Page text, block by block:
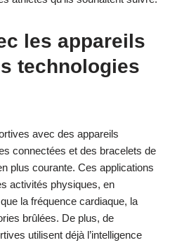
les appareils
technologies
avec des appareils
connectées et des bracelets de
plus courante. Ces applications
activités physiques, en
la fréquence cardiaque, la
brûlées. De plus, de
utilisent déjà l’intelligence